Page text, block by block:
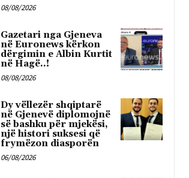
08/08/2026
Gazetari nga Gjeneva
në Euronews kërkon
dërgimin e Albin Kurtit
në Hagë..!
08/08/2026
Dy vëllezër shqiptarë
në Gjenevë diplomojnë
së bashku për mjekësi,
një histori suksesi që
frymëzon diasporën
06/08/2026